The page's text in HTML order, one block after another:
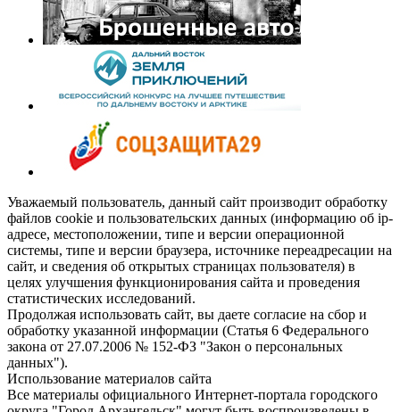
Уважаемый пользователь, данный сайт производит обработку
файлов cookie и пользовательских данных (информацию об ip-
адресе, местоположении, типе и версии операционной
системы, типе и версии браузера, источнике переадресации на
сайт, и сведения об открытых страницах пользователя) в
целях улучшения функционирования сайта и проведения
статистических исследований.
Продолжая использовать сайт, вы даете согласие на сбор и
обработку указанной информации (Статья 6 Федерального
закона от 27.07.2006 № 152-ФЗ "Закон о персональных
данных").
Использование материалов сайта
Все материалы официального Интернет-портала городского